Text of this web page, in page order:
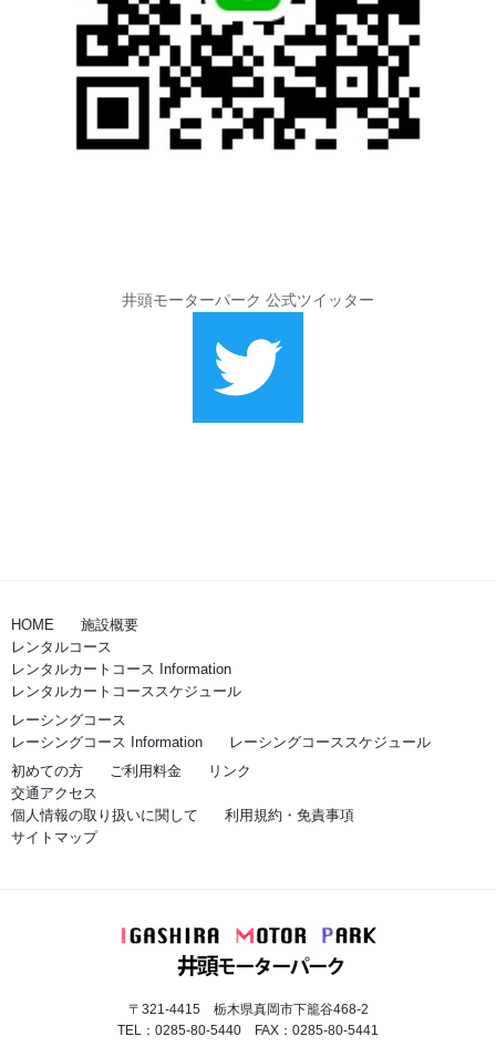
井頭モーターパーク 公式ツイッター
HOME
施設概要
レンタルコース
レンタルカートコース Information
レンタルカートコーススケジュール
レーシングコース
レーシングコース Information
レーシングコーススケジュール
初めての方
ご利用料金
リンク
交通アクセス
個人情報の取り扱いに関して
利用規約・免責事項
サイトマップ
〒321-4415 栃木県真岡市下籠谷468-2
TEL：0285-80-5440 FAX：0285-80-5441